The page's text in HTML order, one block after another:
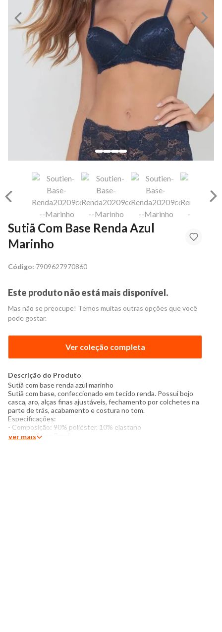
Sutiã Com Base Renda Azul
Marinho
Código: 7909627970860
Este produto não está mais disponível.
Mas não se preocupe! Temos muitas outras opções que você
pode gostar.
Ver coleção completa
Descrição do Produto
Sutiã com base renda azul marinho
Sutiã com base, confeccionado em tecido renda. Possui bojo
casca, aro, alças finas ajustáveis, fechamento por colchetes na
parte de trás, acabamento e costura no tom.
Especificações:
- Composição: 90% poliéster, 10% elastano
- Produzido no Brasil
Ver mais